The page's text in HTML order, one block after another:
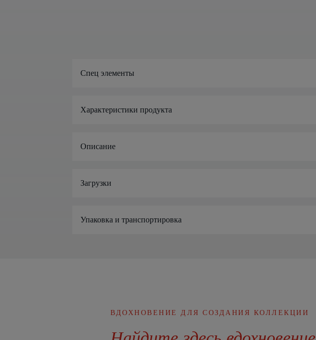
Спец элементы
Характеристики продукта
Описание
Загрузки
Упаковка и транспортировка
ВДОХНОВЕНИЕ ДЛЯ СОЗДАНИЯ КОЛЛЕКЦИИ